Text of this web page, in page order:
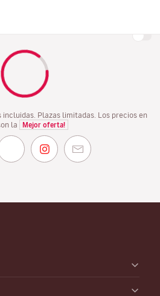
CON VOLOTEA EN
Plazas limitadas. Los precios en
la
Mejor oferta!